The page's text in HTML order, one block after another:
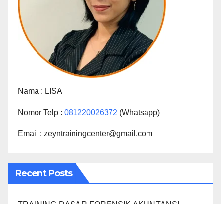
Nama : LISA
Nomor Telp : 081220026372 (Whatsapp)
Email : zeyntrainingcenter@gmail.com
Recent Posts